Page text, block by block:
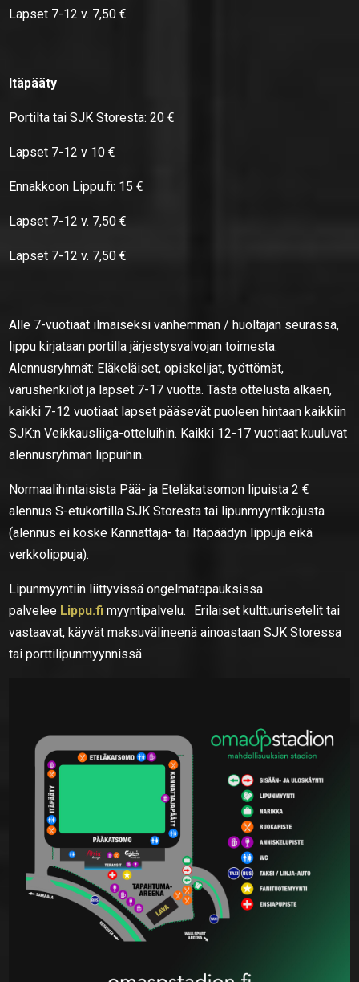
Lapset 7-12 v. 7,50 €
Itäpääty
Portilta tai SJK Storesta: 20 €
Lapset 7-12 v 10 €
Ennakkoon Lippu.fi: 15 €
Lapset 7-12 v. 7,50 €
Lapset 7-12 v. 7,50 €
Alle 7-vuotiaat ilmaiseksi vanhemman / huoltajan seurassa,
lippu kirjataan portilla järjestysvalvojan toimesta.
Alennusryhmät: Eläkeläiset, opiskelijat, työttömät,
varushenkilöt ja lapset 7-17 vuotta. Tästä ottelusta alkaen,
kaikki 7-12 vuotiaat lapset pääsevät puoleen hintaan kaikkiin
SJK:n Veikkausliiga-otteluihin. Kaikki 12-17 vuotiaat kuuluvat
alennusryhmän lippuihin.
Normaalihintaisista Pää- ja Eteläkatsomon lipuista 2 €
alennus S-etukortilla SJK Storesta tai lipunmyyntikojusta
(alennus ei koske Kannattaja- tai Itäpäädyn lippuja eikä
verkkolippuja).
Lipunmyyntiin liittyvissä ongelmatapauksissa
palvelee Lippu.fimyyntipalvelu. Erilaiset kulttuurisetelit tai
vastaavat, käyvät maksuvälineenä ainoastaan SJK Storessa
tai porttilipunmyynnissä.